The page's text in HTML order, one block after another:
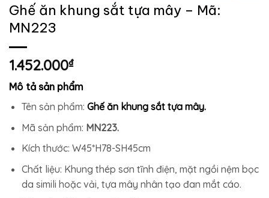
Ghế ăn khung sắt tựa mây – Mã:
MN223
1.452.000₫
Mô tả sản phẩm
Tên sản phẩm: Ghế ăn khung sắt tựa mây.
Mã sản phẩm: MN223.
Kích thước: W45*H78-SH45cm
Chất liệu: Khung thép sơn tĩnh điện, mặt ngồi nệm bọc
da simili hoặc vải, tựa mây nhân tạo đan mắt cáo.